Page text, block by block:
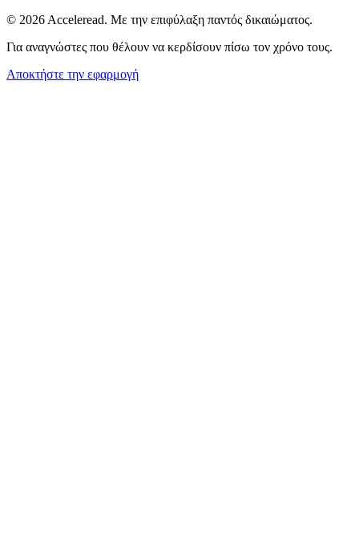
© 2026 Acceleread. Με την επιφύλαξη παντός δικαιώματος.
Για αναγνώστες που θέλουν να κερδίσουν πίσω τον χρόνο τους.
Αποκτήστε την εφαρμογή